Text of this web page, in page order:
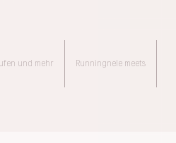
und mehr Runningnele meets